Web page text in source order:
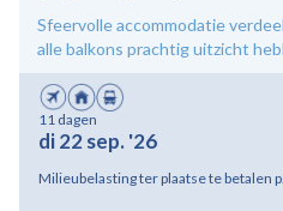
Sfeervolle accommodatie
alle balkons prachtig uitzicht
11 dagen
di 22 sep. '26
Milieubelasting ter plaatse te betalen